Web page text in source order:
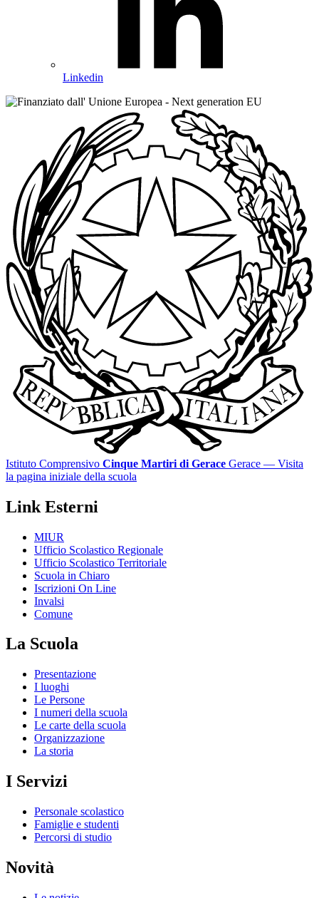
Linkedin
Istituto Comprensivo Cinque Martiri di Gerace Gerace — Visita
la pagina iniziale della scuola
Link Esterni
MIUR
Ufficio Scolastico Regionale
Ufficio Scolastico Territoriale
Scuola in Chiaro
Iscrizioni On Line
Invalsi
Comune
La Scuola
Presentazione
I luoghi
Le Persone
I numeri della scuola
Le carte della scuola
Organizzazione
La storia
I Servizi
Personale scolastico
Famiglie e studenti
Percorsi di studio
Novità